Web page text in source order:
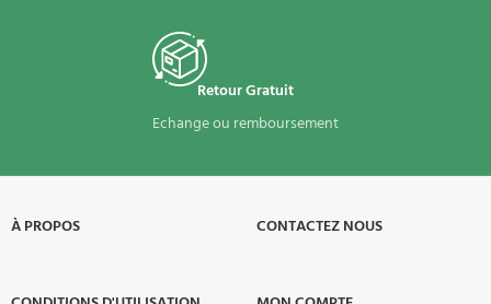
Retour Gratuit
Echange ou remboursement
À PROPOS​ CONTACTEZ NOUS